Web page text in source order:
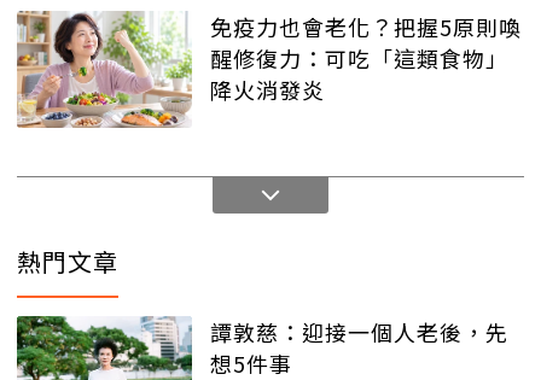
免疫力也會老化？把握5原則喚
醒修復力：可吃「這類食物」
降火消發炎
熱門文章
譚敦慈：迎接一個人老後，先
想5件事